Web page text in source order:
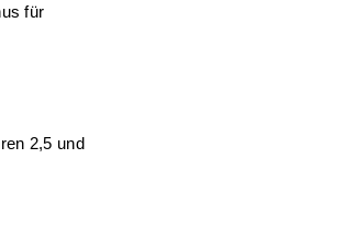
für
2,5 und